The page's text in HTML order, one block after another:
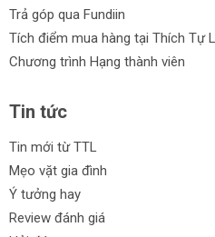
Đa dạng loại và kích
dụng.
Giá cả phải chăng, tiết kiệm
Cam kết từ Thích Tự
Chúng tôi cam kết thương
Ingco và Tolson là chính
phẩm với giá rẻ nhất trên
Trả góp qua Fundiin
Tích điểm mua hàng tại Thích Tự
Chương trình Hạng thành viên
Tin tức
Tin mới từ TTL
Mẹo vặt gia đình
Ý tưởng hay
Review đánh giá